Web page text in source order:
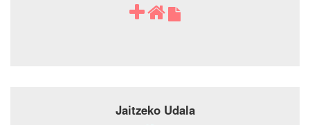
Jaitzeko Udala